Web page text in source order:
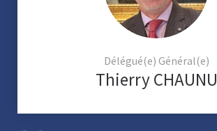
Délégué(e) Général(e)
Thierry CHAUNU